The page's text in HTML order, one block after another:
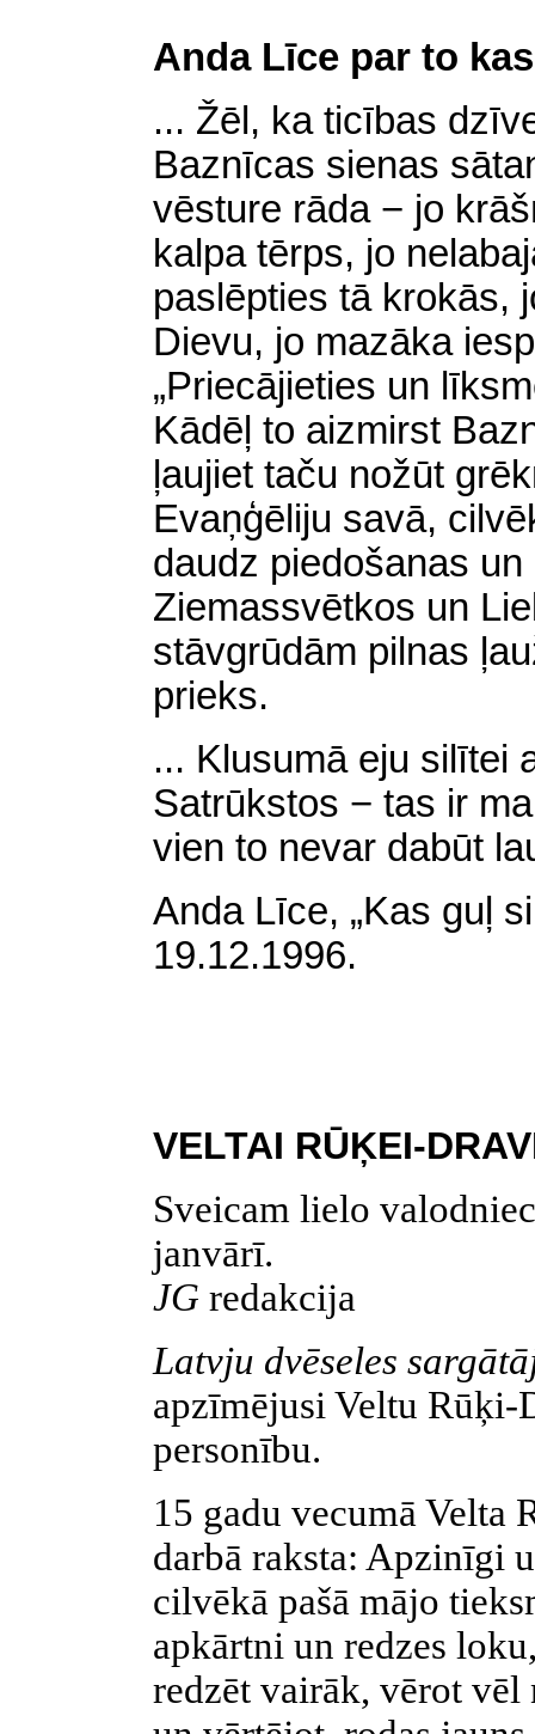
Anda Līce par to
... Žēl, ka ticības
Baznīcas sienas
vēsture rāda − jo
kalpa tērps, jo
paslēpties tā krokās,
Dievu, jo mazāka
„Priecājieties un
Kādēļ to aizmirst
ļaujiet taču nožūt
Evaņģēliju savā,
daudz piedošanas
Ziemassvētkos un
stāvgrūdām pilnas
prieks.
... Klusumā eju silītei
Satrūkstos − tas ir
vien to nevar dabūt
Anda Līce, „Kas guļ
19.12.1996.
VELTAI RŪĶEI-
Sveicam lielo
janvārī.
JG redakcija
Latvju dvēseles
apzīmējusi Veltu
personību.
15 gadu vecumā Velta
darbā raksta: Apzinīgi
cilvēkā pašā mājo
apkārtni un redzes
redzēt vairāk, vērot